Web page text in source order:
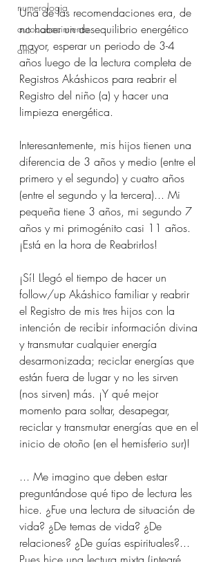
numerologia
autoconocimiento
amor
Una de las recomendaciones era, de
no haber un desequilibrio energético
mayor, esperar un periodo de 3-4
años luego de la lectura completa de
Registros Akáshicos para reabrir el
Registro del niño (a) y hacer una
limpieza energética.
Interesantemente, mis hijos tienen una
diferencia de 3 años y medio (entre el
primero y el segundo) y cuatro años
(entre el segundo y la tercera)... Mi
pequeña tiene 3 años, mi segundo 7
años y mi primogénito casi 11 años.
¡Está en la hora de Reabrirlos!
¡Sí! Llegó el tiempo de hacer un
follow/up Akáshico familiar y reabrir
el Registro de mis tres hijos con la
intención de recibir información divina
y transmutar cualquier energía
desarmonizada; reciclar energías que
están fuera de lugar y no les sirven
(nos sirven) más. ¡Y qué mejor
momento para soltar, desapegar,
reciclar y transmutar energías que en el
inicio de otoño (en el hemisferio sur)!
... Me imagino que deben estar
preguntándose qué tipo de lectura les
hice. ¿Fue una lectura de situación de
vida? ¿De temas de vida? ¿De
relaciones? ¿De guías espirituales?...